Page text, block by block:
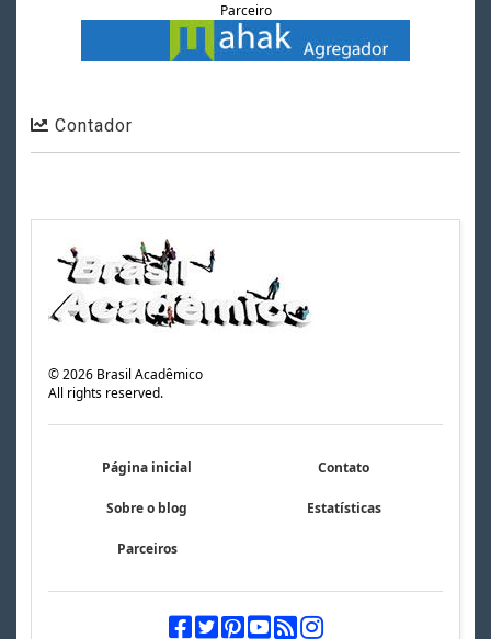
Parceiro
Contador
©2026 Brasil Acadêmico
All rights reserved.
Página inicial Contato
Sobre o blog Estatísticas
Parceiros